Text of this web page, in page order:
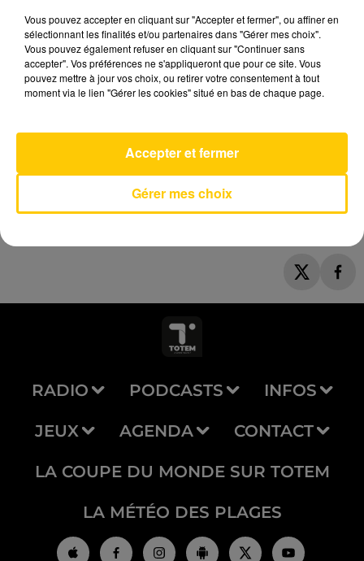
MARK AMBOR
RADIO PODCASTS INFOS
JEUX AGENDA CONTACT
LA COUPE DU MONDE SUR TOTEM
LA MÉTÉO DES PLAGES
Vous pouvez accepter en cliquant sur "Accepter et fermer", ou affiner en
sélectionnant les finalités et/ou partenaires dans "Gérer mes choix".
Vous pouvez également refuser en cliquant sur "Continuer sans
accepter". Vos préférences ne s'appliqueront que pour ce site. Vous
pouvez mettre à jour vos choix, ou retirer votre consentement à tout
moment via le lien "Gérer les cookies" situé en bas de chaque page.
Gérer mes choix
Accepter et fermer